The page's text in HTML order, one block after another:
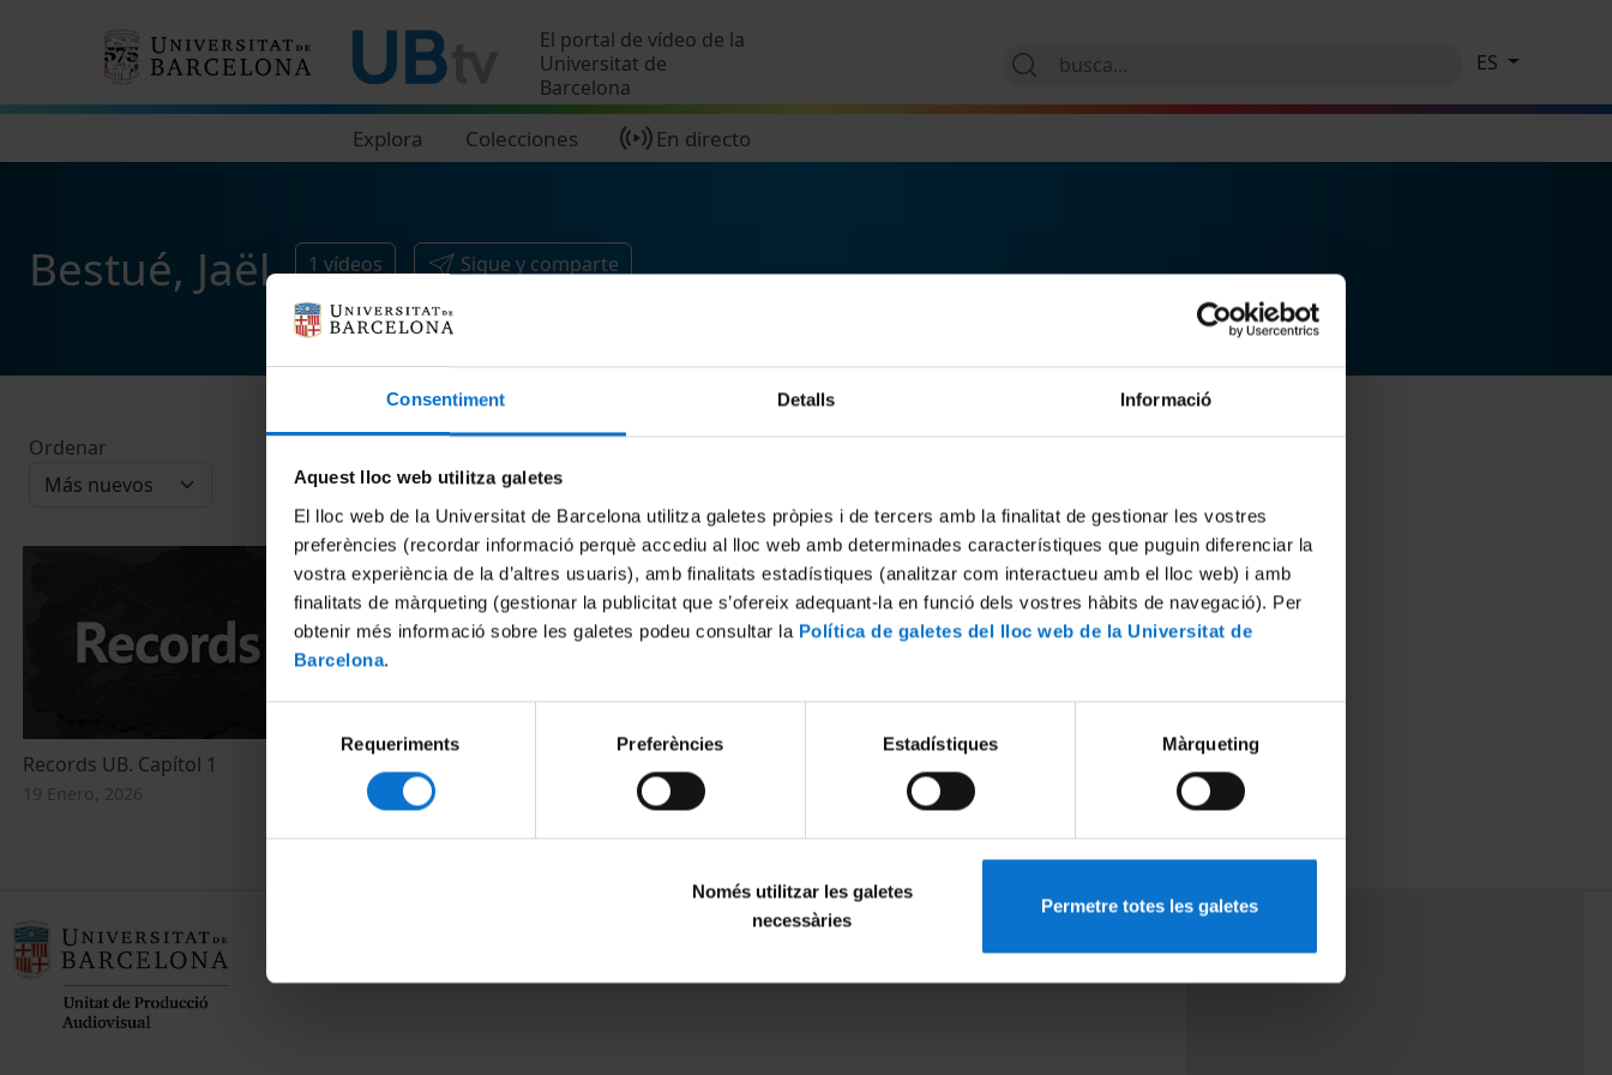
Consentiment Detalls Informació
Aquest lloc web utilitza galetes
El lloc web de la Universitat de Barcelona utilitza galetes pròpies i de tercers amb la finalitat de gestionar les vostres
preferències (recordar informació perquè accediu al lloc web amb determinades característiques que puguin diferenciar la
vostra experiència de la d’altres usuaris), amb finalitats estadístiques (analitzar com interactueu amb el lloc web) i amb
finalitats de màrqueting (gestionar la publicitat que s’ofereix adequant-la en funció dels vostres hàbits de navegació). Per
obtenir més informació sobre les galetes podeu consultar la Política de galetes del lloc web de la Universitat de
Barcelona.
de
consentiment
Requeriments Preferències Estadístiques Màrqueting
Només utilitzar les galetes
necessàries
Permetre totes les galetes
El portal de vídeo de la
Universitat de
Barcelona
Explora Colecciones En directo
ES
Bestué, Jaël 1 vídeos Sigue y comparte
Ordenar
Records UB. Capítol 1
19 Enero, 2026
MENÚ PEU 1
Aviso legal
PEU 3